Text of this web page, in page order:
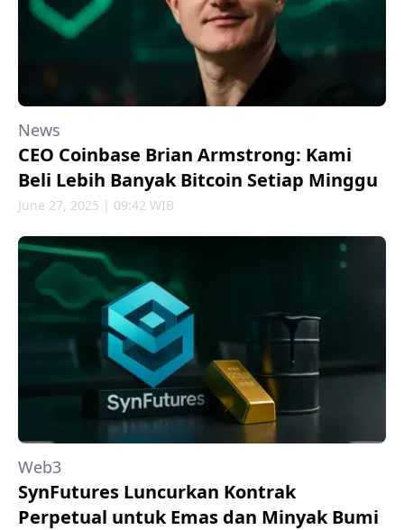
News
CEO Coinbase Brian Armstrong: Kami
Beli Lebih Banyak Bitcoin Setiap Minggu
June 27, 2025 | 09:42 WIB
Web3
SynFutures Luncurkan Kontrak
Perpetual untuk Emas dan Minyak Bumi